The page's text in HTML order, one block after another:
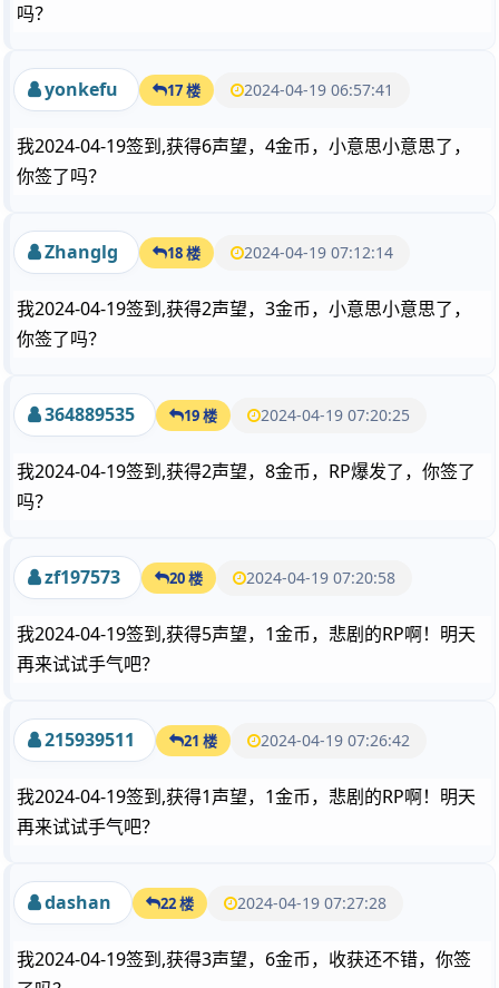
吗？
yonkefu 17 楼 2024-04-19 06:57:41
我2024-04-19签到,获得6声望，4金币，小意思小意思了，
你签了吗？
Zhanglg 18 楼 2024-04-19 07:12:14
我2024-04-19签到,获得2声望，3金币，小意思小意思了，
你签了吗？
364889535 19 楼 2024-04-19 07:20:25
我2024-04-19签到,获得2声望，8金币，RP爆发了，你签了
吗？
zf197573 20 楼 2024-04-19 07:20:58
我2024-04-19签到,获得5声望，1金币，悲剧的RP啊！明天
再来试试手气吧？
215939511 21 楼 2024-04-19 07:26:42
我2024-04-19签到,获得1声望，1金币，悲剧的RP啊！明天
再来试试手气吧？
dashan 22 楼 2024-04-19 07:27:28
我2024-04-19签到,获得3声望，6金币，收获还不错，你签